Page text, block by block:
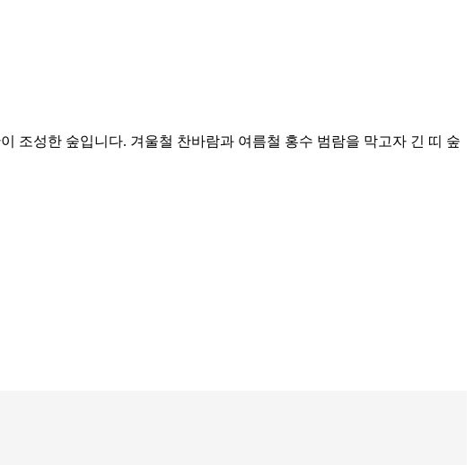
조성한 숲입니다. 겨울철 찬바람과 여름철 홍수 범람을 막고자 긴 띠 숲